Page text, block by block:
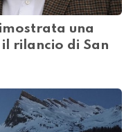
una
rilancio di San